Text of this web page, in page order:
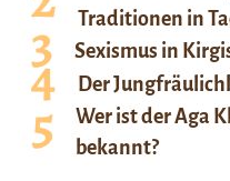
Traditionen in
Sexismus in
Der
Wer ist der Aga
bekannt?